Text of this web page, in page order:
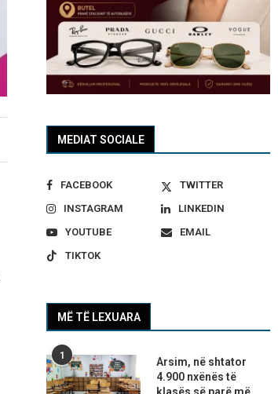
MEDIAT SOCIALE
FACEBOOK
TWITTER
INSTAGRAM
LINKEDIN
YOUTUBE
EMAIL
TIKTOK
MË TË LEXUARA
1
Arsim, në shtator
4.900 nxënës të